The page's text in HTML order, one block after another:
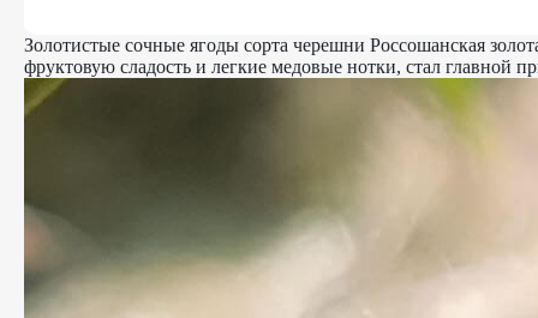
Золотистые сочные ягоды сорта черешни Россошанская
фруктовую сладость и легкие медовые нотки, стал главной